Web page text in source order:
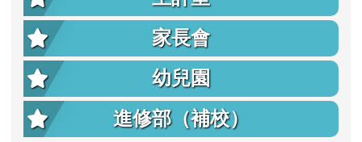
家長會
幼兒園
進修部（補校）